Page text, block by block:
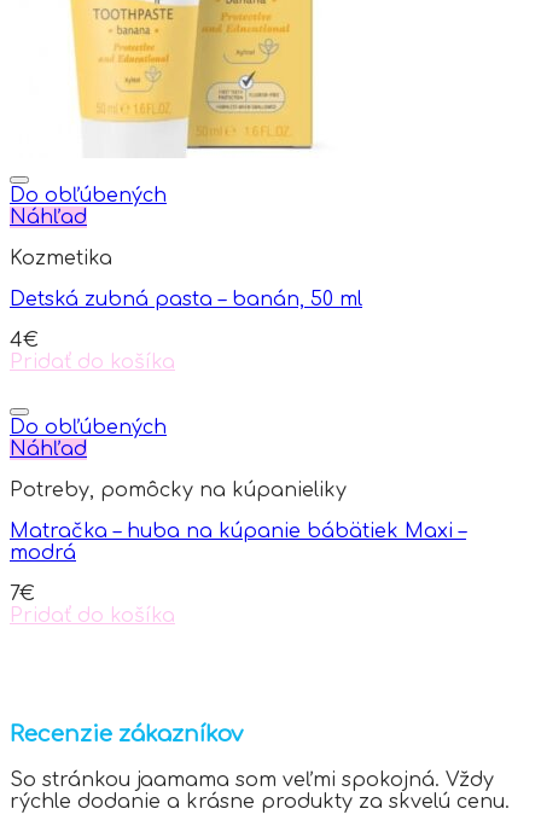
Do obľúbených
Náhľad
Kozmetika
Detská zubná pasta – banán, 50 ml
4€
Pridať do košíka
Do obľúbených
Náhľad
Potreby, pomôcky na kúpanieliky
Matračka – huba na kúpanie bábätiek Maxi –
modrá
7€
Pridať do košíka
Recenzie zákazníkov
So stránkou jaamama som veľmi spokojná. Vždy
rýchle dodanie a krásne produkty za skvelú cenu.